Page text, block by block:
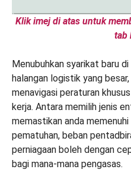
Klik imej di atas untuk
tab
Menubuhkan syarikat baru
halangan logistik yang
menavigasi peraturan
kerja. Antara memilih jenis
memastikan anda
pematuhan, beban
perniagaan boleh dengan
bagi mana-mana pengasas.